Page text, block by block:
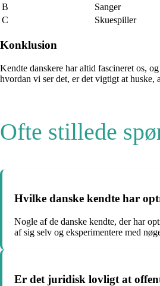
B
Sanger
C
Skuespiller
Konklusion
Kendte danskere har altid fascineret os,
hvordan vi ser det, er det vigtigt at huske,
Ofte stillede
Hvilke danske kendte har
Nogle af de danske kendte, der har
af sig selv og eksperimentere med
Er det juridisk lovligt at